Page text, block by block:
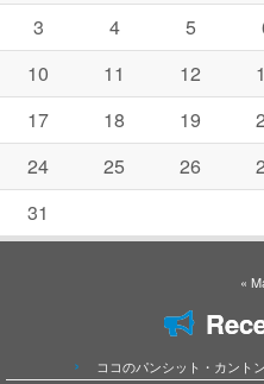
3
4 5
10
11 12
17
18 19
24
25 26
31
«
ココのパンシット・カント